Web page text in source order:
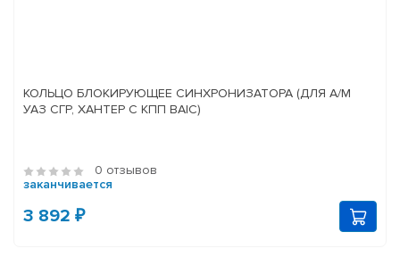
КОЛЬЦО БЛОКИРУЮЩЕЕ СИНХРОНИЗАТОРА (ДЛЯ А/М
УАЗ СГР, ХАНТЕР С КПП BAIC)
0 отзывов
заканчивается
3 892 ₽